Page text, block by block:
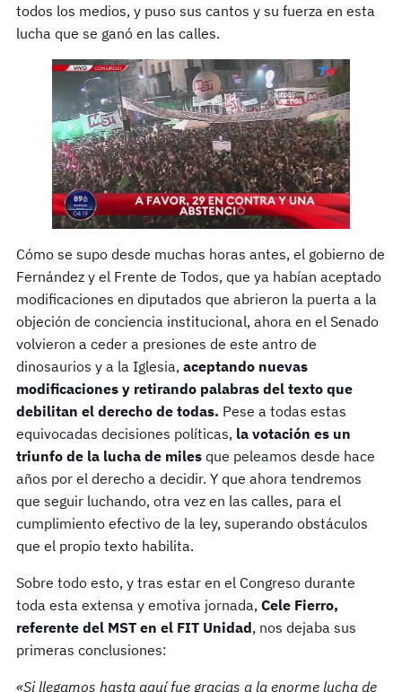
todos los medios, y puso sus cantos y su fuerza en esta
lucha que se ganó en las calles.
Cómo se supo desde muchas horas antes, el gobierno de
Fernández y el Frente de Todos, que ya habían aceptado
modificaciones en diputados que abrieron la puerta a la
objeción de conciencia institucional, ahora en el Senado
volvieron a ceder a presiones de este antro de
dinosaurios y a la Iglesia, aceptando nuevas
modificaciones y retirando palabras del texto que
debilitan el derecho de todas. Pese a todas estas
equivocadas decisiones políticas, la votación es un
triunfo de la lucha de miles que peleamos desde hace
años por el derecho a decidir. Y que ahora tendremos
que seguir luchando, otra vez en las calles, para el
cumplimiento efectivo de la ley, superando obstáculos
que el propio texto habilita.
Sobre todo esto, y tras estar en el Congreso durante
toda esta extensa y emotiva jornada, Cele Fierro,
referente del MST en el FIT Unidad, nos dejaba sus
primeras conclusiones:
«Si llegamos hasta aquí fue gracias a la enorme lucha de